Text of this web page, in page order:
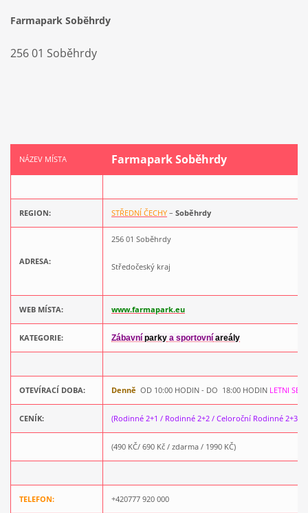
Farmapark Soběhrdy
256 01 Soběhrdy
NÁZEV MÍSTA Farmapark Soběhrdy
REGION: STŘEDNÍ ČECHY – Soběhrdy
ADRESA:
256 01 Soběhrdy
Středočeský kraj
WEB MÍSTA: www.farmapark.eu
KATEGORIE: Zábavní parky a sportovní areály
OTEVÍRACÍ DOBA: Denně OD 10:00 HODIN - DO 18:00 HODIN LETNI
CENÍK: (Rodinné 2+1 / Rodinné 2+2 / Celoroční Rodinné 2+3)
(490 KČ/ 690 Kč / zdarma / 1990 KČ)
TELEFON: +420777 920 000